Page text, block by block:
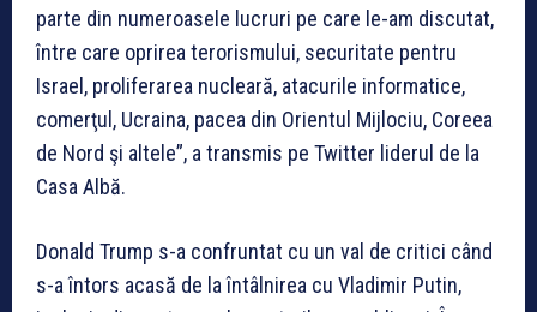
parte din numeroasele lucruri pe care le-am discutat,
între care oprirea terorismului, securitate pentru
Israel, proliferarea nucleară, atacurile informatice,
comerţul, Ucraina, pacea din Orientul Mijlociu, Coreea
de Nord şi altele”, a transmis pe Twitter liderul de la
Casa Albă.
Donald Trump s-a confruntat cu un val de critici când
s-a întors acasă de la întâlnirea cu Vladimir Putin,